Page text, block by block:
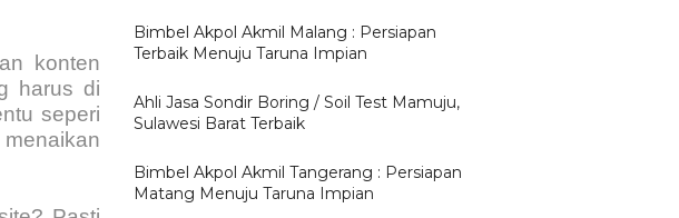
konten
harus di
seperi
Bimbel Akpol Akmil Malang : Persiapan
Terbaik Menuju Taruna Impian
Ahli Jasa Sondir Boring / Soil Test Mamuju,
Sulawesi Barat Terbaik
Bimbel Akpol Akmil Tangerang : Persiapan
Matang Menuju Taruna Impian